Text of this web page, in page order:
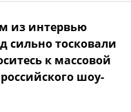
из интервью
сильно тосковали
к массовой
шоу-